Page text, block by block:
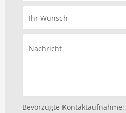
Ihr Wunsch
Nachricht
Bevorzugte Kontaktaufnahme: